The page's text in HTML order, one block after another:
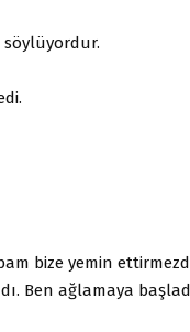
söylüyordur.
bize yemin
Ben ağlamaya